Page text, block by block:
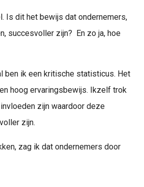
Is dit het bewijs dat ondernemers,
succesvoller zijn? En zo ja, hoe
ben ik een kritische statisticus. Het
hoog ervaringsbewijs. Ikzelf trok
zijn waardoor deze
zijn.
zag ik dat ondernemers door